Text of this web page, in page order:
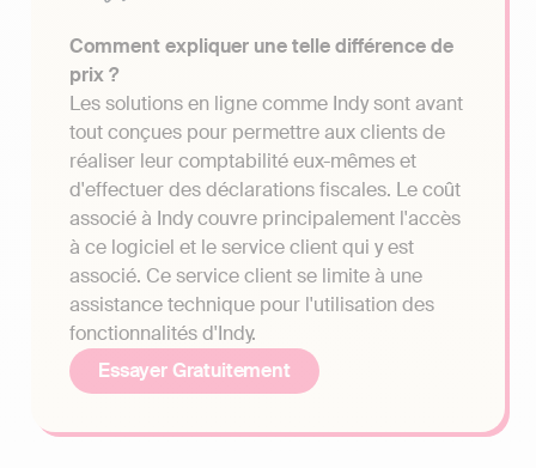
Comment expliquer une telle différence de
prix ?
Les solutions en ligne comme Indy sont avant
tout conçues pour permettre aux clients de
réaliser leur comptabilité eux-mêmes et
d'effectuer des déclarations fiscales. Le coût
associé à Indy couvre principalement l'accès
à ce logiciel et le service client qui y est
associé. Ce service client se limite à une
assistance technique pour l'utilisation des
fonctionnalités d'Indy.
Essayer Gratuitement